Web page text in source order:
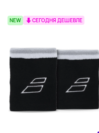
NEW СЕГОДНЯ ДЕШЕВЛЕ